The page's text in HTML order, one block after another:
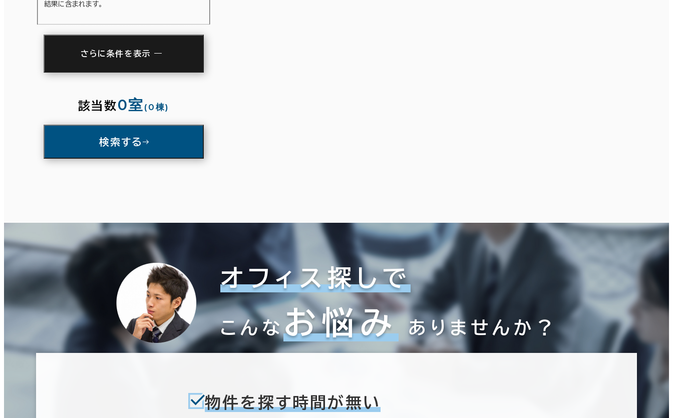
結果に含まれます。
入居可能時期
建築中 1年以内
5年以内
10年以内
30年以内
階数
2階以上
さらに条件を表示
該当数0室(0棟)
検索する
オフィス探しで
こんな お悩み ありませんか？
物件を探す時間が無い
福岡市の他区 (28)
条件で絞り込む
面積選択
賃料選択（共益費含）
月総額
～
賃料非公開物件を含む
10分以内